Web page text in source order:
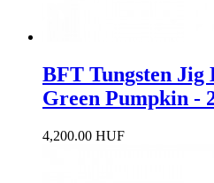
BFT Tungsten Jig
Green Pumpkin -
4,200.00 HUF